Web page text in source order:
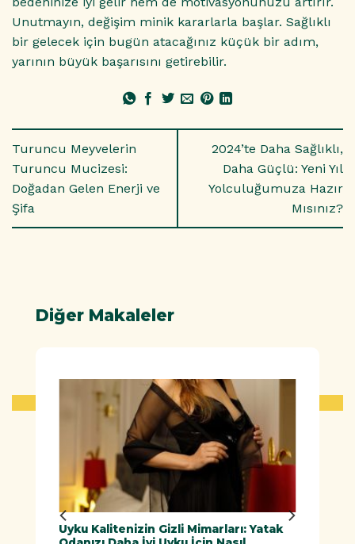
Unutmayın, değişim minik kararlarla başlar. Sağlıklı
bir gelecek için bugün atacağınız küçük bir adım,
yarının büyük başarısını getirebilir.
Turuncu Meyvelerin
Turuncu Mucizesi:
Doğadan Gelen Enerji ve
Şifa
2024’te Daha Sağlıklı,
Daha Güçlü: Yeni Yıl
Yolculuğumuza Hazır
Mısınız?
Diğer Makaleler
Uyku Kalitenizin Gizli Mimarları: Yatak